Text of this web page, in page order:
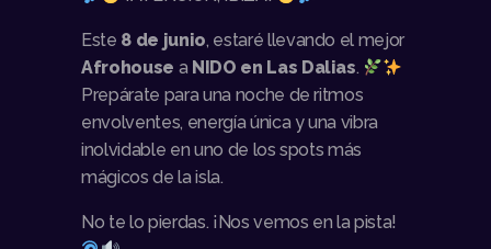
Este 8 de junio, estaré llevando el mejor
Afrohouse a NIDO en Las Dalias.
Prepárate para una noche de ritmos
envolventes, energía única y una vibra
inolvidable en uno de los spots más
mágicos de la isla.
No te lo pierdas. ¡Nos vemos en la pista!